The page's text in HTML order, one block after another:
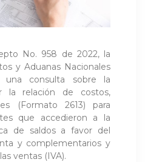
No. 958 de 2022, la
y Aduanas Nacionales
una consulta sobre la
la relación de costos,
(Formato 2613) para
que accedieron a la
de saldos a favor del
y complementarios y
ventas (IVA).